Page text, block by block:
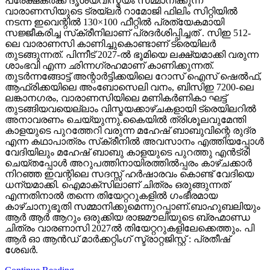
വാരാണസിയുടെ ട്രയ്ലർ റാമോജി ഫിലിം സിറ്റിയിൽ
നടന്ന ഇവെന്റിൽ 130×100 ഫീറ്റിൽ പ്രത്യേകമായി
സജ്ജീകരിച്ച സ്‌ക്രീനിലാണ് പ്രദർശിപ്പിച്ചത് . സിഇ 512-
ലെ വാരാണസി കാണിച്ചുകൊണ്ടാണ് ട്രെയിലര്‍
തുടങ്ങുന്നത്. പിന്നീട് 2027-ല്‍ ഭൂമിയെ ലക്ഷ്യമാക്കി വരുന്ന
ശാംഭവി എന്ന ഛിന്നഗ്രഹമാണ് കാണിക്കുന്നത്.
തുടര്‍ന്നങ്ങോട്ട് അന്റാര്‍ട്ടിക്കയിലെ റോസ് ഐസ് ഷെല്‍ഫ്,
ആഫ്രിക്കയിലെ അംബോസെലി വനം, ബിസിഇ 7200-ലെ
ലങ്കാനഗരം, വാരാണസിയിലെ മണികര്‍ണികാ ഘട്ട്
തുടങ്ങിയവയെല്ലാം വിസ്മയക്കാഴ്ചകളായി ട്രെയിലറില്‍
അനാവരണം ചെയ്യുന്നു.കൈയില്‍ ത്രിശൂലവുമേന്തി
കാളയുടെ പുറത്തേറി വരുന്ന മഹേഷ് ബാബുവിന്റെ രുദ്ര
എന്ന കഥാപാത്രം സ്‌ക്രീനിൽ അവസാനം എത്തിയപ്പോൾ
വേദിയിലും മഹേഷ് ബാബു കാളയുടെ പുറത്തു എൻട്രി
ചെയ്തപ്പോൾ അറുപത്തിനായിരത്തിൽപ്പരം കാഴ്ചക്കാർ
നിറഞ്ഞ ഇവന്റിലെ സദസ്സ് ഹർഷാരവം കൊണ്ട് വേദിയെ
ധന്യമാക്കി. ഐമാക്‌സിലാണ് ചിത്രം ഒരുങ്ങുന്നത്
എന്നതിനാല്‍ തന്നെ തിയേറ്ററുകളില്‍ ഗംഭീരമായ
കാഴ്ചാനുഭൂതി സമ്മാനിക്കുമെന്നുറപ്പാണ്.ബാഹുബലിയും
ആർ ആർ ആറും ഒരുക്കിയ രാജമൗലിയുടെ ബ്രഹ്മാണ്ഡ
ചിത്രം വാരണാസി 2027ൽ തിയേറ്ററുകളിലേക്കെത്തും. പി
ആർ ഓ ആൻഡ് മാർക്കറ്റിംഗ് സ്ട്രാറ്റജിസ്റ്റ് : പ്രതീഷ്
ശേഖർ.